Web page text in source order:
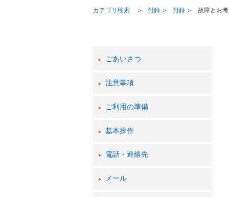
カテゴリ検索 付録 付録 故障とお
ごあいさつ
注意事項
ご利用の準備
基本操作
電話・連絡先
メール